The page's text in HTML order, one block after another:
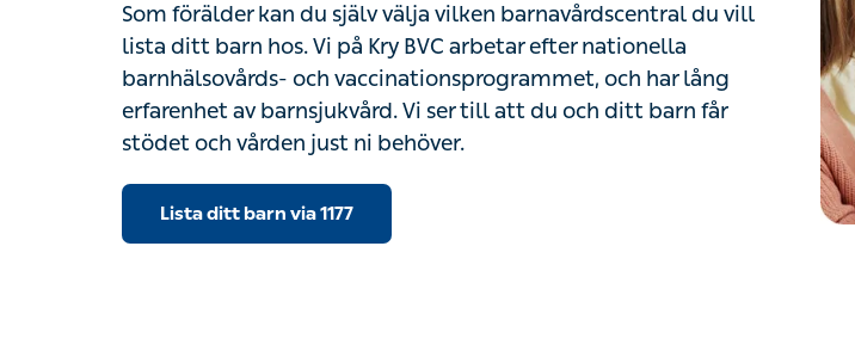
Som förälder kan du själv välja vilken barnavårdscentral du vill
lista ditt barn hos. Vi på Kry BVC arbetar efter nationella
barnhälsovårds- och vaccinationsprogrammet, och har lång
erfarenhet av barnsjukvård. Vi ser till att du och ditt barn får
stödet och vården just ni behöver.
Lista ditt barn via 1177